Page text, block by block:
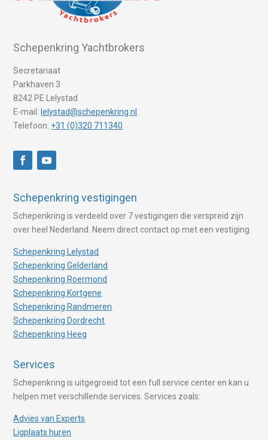
Schepenkring Yachtbrokers
Secretariaat
Parkhaven 3
8242 PE Lelystad
E-mail: lelystad@schepenkring.nl
Telefoon: +31 (0)320 711340
Schepenkring vestigingen
Schepenkring is verdeeld over 7 vestigingen die verspreid zijn
over heel Nederland. Neem direct contact op met een vestiging.
Schepenkring Lelystad
Schepenkring Gelderland
Schepenkring Roermond
Schepenkring Kortgene
Schepenkring Randmeren
Schepenkring Dordrecht
Schepenkring Heeg
Services
Schepenkring is uitgegroeid tot een full service center en kan u
helpen met verschillende services. Services zoals:
Advies van Experts
Ligplaats huren